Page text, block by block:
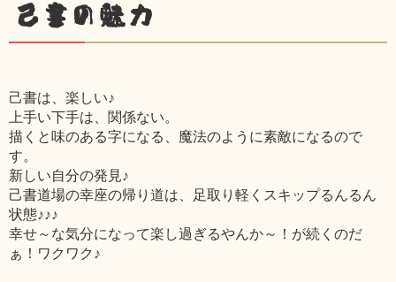
己書の魅力
己書は、楽しい♪
上手い下手は、関係ない。
描くと味のある字になる、魔法のように素敵になるので
す。
新しい自分の発見♪
己書道場の幸座の帰り道は、足取り軽くスキップるんるん
状態♪♪♪
幸せ～な気分になって楽し過ぎるやんか～！が続くのだ
ぁ！ワクワク♪